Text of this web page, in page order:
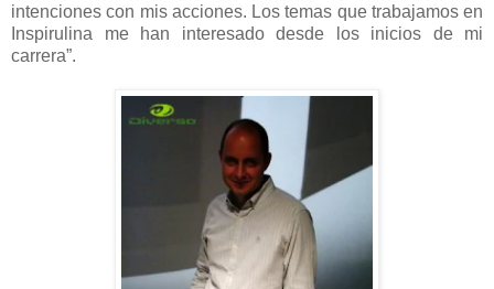
intenciones con mis acciones. Los temas que trabajamos en
Inspirulina me han interesado desde los inicios de mi
carrera”.